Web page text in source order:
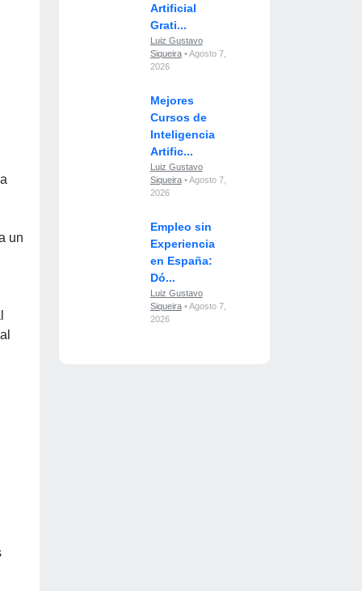
un
Artificial
Grati...
Luiz Gustavo
Siqueira• Agosto 7,
2026
Mejores
Cursos de
Inteligencia
Artific...
Luiz Gustavo
Siqueira• Agosto 7,
2026
Empleo sin
Experiencia
en España:
Dó...
Luiz Gustavo
Siqueira• Agosto 7,
2026